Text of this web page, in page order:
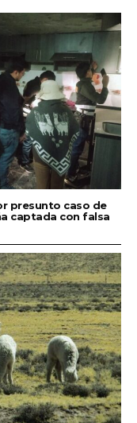
presunto caso de
captada con falsa